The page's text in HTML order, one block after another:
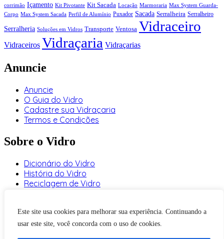
Este site usa cookies para melhorar sua experiência. Continuando a
usar este site, você concorda com o uso de cookies.
corrimão Içamento Kit Pivotante Kit Sacada Locação Marmoraria Max System Guarda-
Corpo Max System Sacada Perfil de Alumínio Puxador Sacada Serralheira Serralheiro
Serralheria Soluções em Vidros Transporte Ventosa Vidraceiro
Vidraceiros Vidraçaria Vidraçarias
Anuncie
Anuncie
O Guia do Vidro
Cadastre sua Vidraçaria
Termos e Condições
Sobre o Vidro
Dicionário do Vidro
História do Vidro
Reciclagem de Vidro
Facebook
Instagram
Youtube
Twitter
WhatsApp